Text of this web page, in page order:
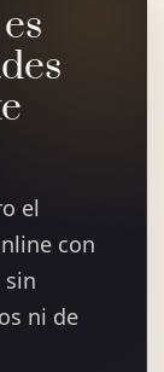
el
con
sin
ni de